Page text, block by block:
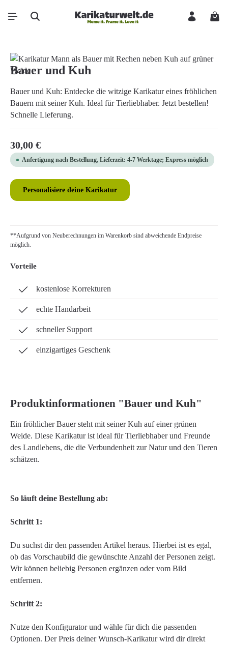
Zum Hauptinhalt springen
Bildergalerie überspringen
Bauer und Kuh
Bauer und Kuh: Entdecke die witzige Karikatur eines fröhlichen
Bauern mit seiner Kuh. Ideal für Tierliebhaber. Jetzt bestellen!
Schnelle Lieferung.
Regulärer Preis:
30,00 €
Anfertigung nach Bestellung, Lieferzeit: 4-7 Werktage; Express möglich
Personalisiere deine Karikatur
**Aufgrund von Neuberechnungen im Warenkorb sind abweichende Endpreise
möglich.
Vorteile
kostenlose Korrekturen
echte Handarbeit
schneller Support
einzigartiges Geschenk
Produktinformationen "Bauer und Kuh"
Ein fröhlicher Bauer steht mit seiner Kuh auf einer grünen
Weide. Diese Karikatur ist ideal für Tierliebhaber und Freunde
des Landlebens, die die Verbundenheit zur Natur und den Tieren
schätzen.
So läuft deine Bestellung ab:
Schritt 1:
Du suchst dir den passenden Artikel heraus. Hierbei ist es egal,
ob das Vorschaubild die gewünschte Anzahl der Personen zeigt.
Wir können beliebig Personen ergänzen oder vom Bild
entfernen.
Schritt 2:
Nutze den Konfigurator und wähle für dich die passenden
Optionen. Der Preis deiner Wunsch-Karikatur wird dir direkt